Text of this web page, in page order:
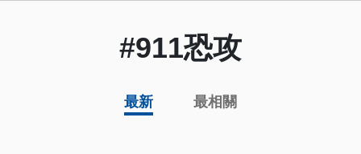
#911恐攻
最新 最相關